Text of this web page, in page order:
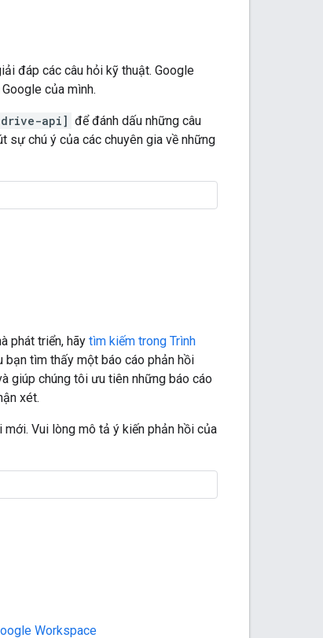
đáp các câu hỏi kỹ thuật. Google
của mình.
api] để đánh dấu những câu
sự chú ý của các chuyên gia về những
phát triển, hãy tìm kiếm trong Trình
tìm thấy một báo cáo phản hồi
giúp chúng tôi ưu tiên những báo cáo
xét.
Vui lòng mô tả ý kiến phản hồi của
Workspace